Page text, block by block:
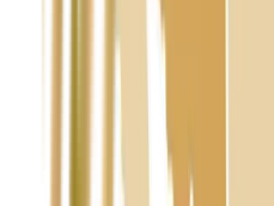
Imię i nazwisko / Firma